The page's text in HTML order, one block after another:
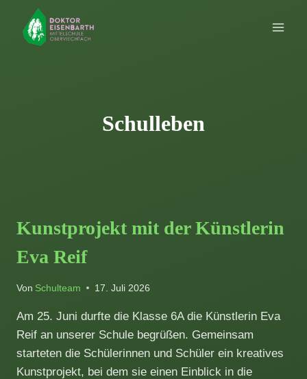
Inhalt
springen
Schulleben
Kunstprojekt mit der Künstlerin
Eva Reif
Von Schulteam 17. Juli 2026
Am 25. Juni durfte die Klasse 6A die Künstlerin Eva
Reif an unserer Schule begrüßen. Gemeinsam
starteten die Schülerinnen und Schüler ein kreatives
Kunstprojekt, bei dem sie einen Einblick in die